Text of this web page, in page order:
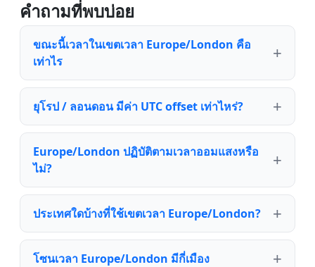
คำถามที่พบบ่อย
ขณะนี้เวลาในเขตเวลา Europe/London คือ
เท่าไร
ยุโรป / ลอนดอน มีค่า UTC offset เท่าไหร่?
Europe/London ปฏิบัติตามเวลาออมแสงหรือ
ไม่?
ประเทศใดบ้างที่ใช้เขตเวลา Europe/London?
โซนเวลา Europe/London มีกี่เมือง